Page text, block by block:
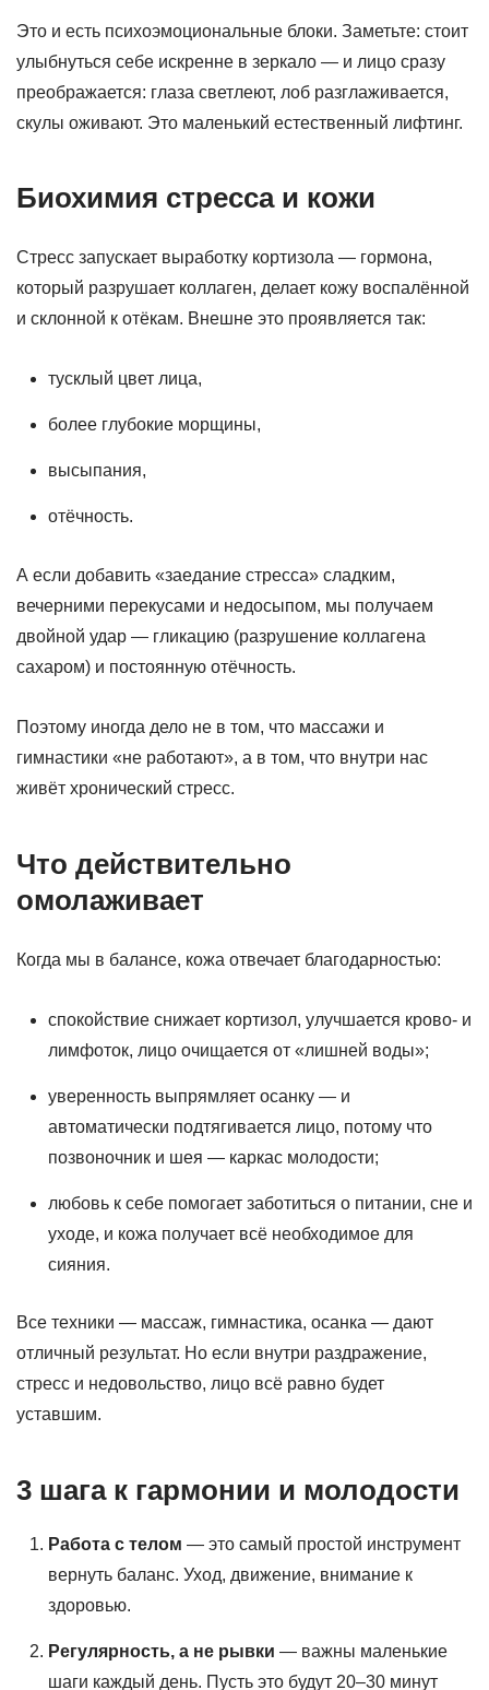
Это и есть психоэмоциональные блоки. Заметьте: стоит
улыбнуться себе искренне в зеркало — и лицо сразу
преображается: глаза светлеют, лоб разглаживается,
скулы оживают. Это маленький естественный лифтинг.
Биохимия стресса и кожи
Стресс запускает выработку кортизола — гормона,
который разрушает коллаген, делает кожу воспалённой
и склонной к отёкам. Внешне это проявляется так:
тусклый цвет лица,
более глубокие морщины,
высыпания,
отёчность.
А если добавить «заедание стресса» сладким,
вечерними перекусами и недосыпом, мы получаем
двойной удар — гликацию (разрушение коллагена
сахаром) и постоянную отёчность.
Поэтому иногда дело не в том, что массажи и
гимнастики «не работают», а в том, что внутри нас
живёт хронический стресс.
Что действительно
омолаживает
Когда мы в балансе, кожа отвечает благодарностью:
спокойствие снижает кортизол, улучшается крово- и
лимфоток, лицо очищается от «лишней воды»;
уверенность выпрямляет осанку — и
автоматически подтягивается лицо, потому что
позвоночник и шея — каркас молодости;
любовь к себе помогает заботиться о питании, сне и
уходе, и кожа получает всё необходимое для
сияния.
Все техники — массаж, гимнастика, осанка — дают
отличный результат. Но если внутри раздражение,
стресс и недовольство, лицо всё равно будет
уставшим.
3 шага к гармонии и молодости
Работа с телом — это самый простой инструмент
вернуть баланс. Уход, движение, внимание к
здоровью.
Регулярность, а не рывки — важны маленькие
шаги каждый день. Пусть это будут 20–30 минут